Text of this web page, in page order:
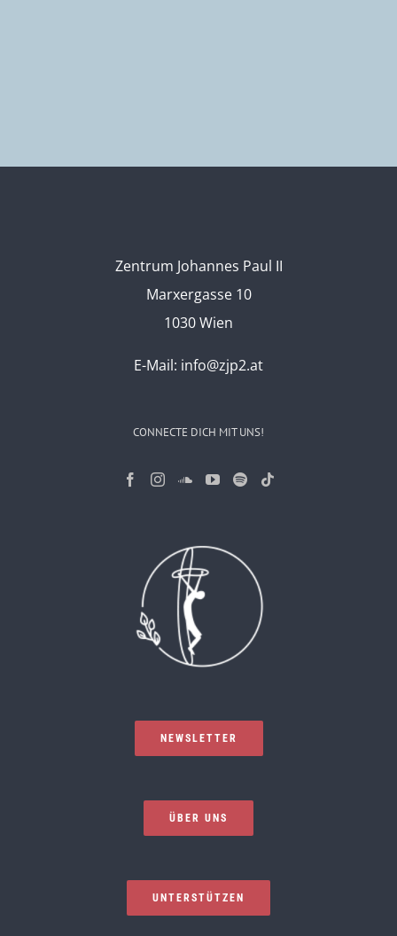
Zentrum Johannes Paul II
Marxergasse 10
1030 Wien
E-Mail: info@zjp2.at
CONNECTE DICH MIT UNS!
NEWSLETTER
ÜBER UNS
UNTERSTÜTZEN